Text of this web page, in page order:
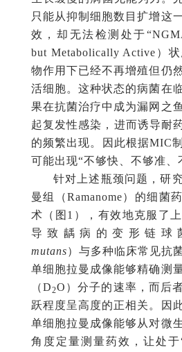
只能从抑制细胞数目扩增这
效，却无法检测处于
but Metabolically Active）
物作用下已经不再增殖但仍
活细胞。这种状态的病菌在
果在抗菌治疗中成为漏网之
起复发性感染，进而诱导耐
的频繁出现。因此根据MIC
可能出现“不够快、不够准、
针对上述瓶颈问题，研
曼组（Ramanome）的细菌
术（图1），有效地克服了
导致龋病的变形链球
mutans）与多种临床常见抗
单细胞拉曼成像能够精确测
（D2O）分子的速率，而后
跃程度呈高度的正相关。因
单细胞拉曼成像能够从对微
角度定量测量药效，让处